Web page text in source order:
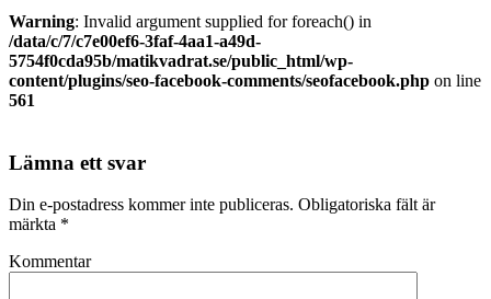
Warning: Invalid argument supplied for foreach() in
/data/c/7/c7e00ef6-3faf-4aa1-a49d-
5754f0cda95b/matikvadrat.se/public_html/wp-
content/plugins/seo-facebook-comments/seofacebook.php on line
561
Lämna ett svar
Din e-postadress kommer inte publiceras. Obligatoriska fält är
märkta *
Kommentar